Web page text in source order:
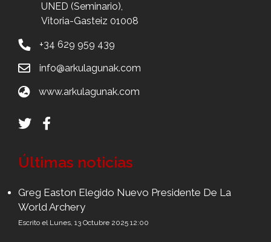
UNED (Seminario),
Vitoria-Gasteiz 01008
+34 629 959 439
info@arkulagunak.com
www.arkulagunak.com
Últimas noticias
Greg Easton Elegido Nuevo Presidente De La
World Archery
Escrito el Lunes, 13 Octubre 2025 12:00